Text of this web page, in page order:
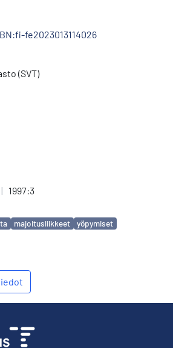
fe2023013114026
(SVT)
| 1997:3
majoitusliikkeet
yöpymiset